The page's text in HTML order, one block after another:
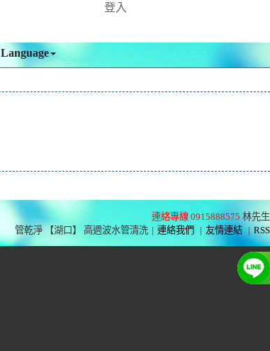
登入
Language
連絡專線 0915888575 林先生
管乾淨 【湖口】 高週波水管清洗 | 連絡我們 | 友情連結 | RSS